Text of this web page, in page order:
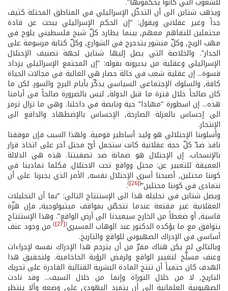
ويذهب شتاين الى أن التدخّل الإسرائيلي في المناطق المحتلة كثيف
جداً وغير عقلاني ويقول: “إن الحكم الإسرائيلي يبحث عن قادة
محتملين للتفاهم معهم, بينما يطارد كلّ شبح فلسطيني يلوح في
مهب الريح, وكلّ منشور يتدحرج في الشوارع, وكلّ كتابة مرسومة على
الجدار”. والخلاصة التي يصل إليها شتاين لجهة تصنيف الإحتلال
الإسرائيلي وعقلية من يديرونه بقوله: “إن المجتمع الإسرائيلي يزداد
قسوة... إن عقلية شعب في حالة حصار هي الغالبة في مجالات الحياة
كافة, والسلوك الإجتماعي السياسي يذكّر بأيام البرج والسور. لكن ما
كان صالحاً خلال فترة ما قبل الدولة, ليس بالضرورة صالحاً في أيامنا
هذه... إن اسطورة “مسّادا” حية ونابضة في داخلنا. وهي ما تزال ترمز
الى إحساس بالعزلة الصارخة, الإحساس بالإضطهاد والدافع الى
الإنتحار.
وأسلوبنا الإحتلالي هو وليد أساطير قومية. ولهذا السبب فإن موقفنا
نافذ ضدّ كلّ حجة عقلانية كانت ستحمل أيّ محتل آخر على اتخاذ قرار
بالإنسحاب. إن الإحتلال هو ضمانة ضد تصفيتنا. هذه هي الدلالة
العميقة للتعبير عن: محتل وواقع تحت الاحتلال. فكلما تمادينا في
كوننا محتلين, أصبحنا أسرى الإحتلال نفسه, الأمر الذي يجبرنا على أن
نتمادى في كوننا محتلين”(
[26]
)
.
ويصل شتاين في تحليله هذا الى الإستنتاج التالي: “بما أن التحليلات
العقلانية غير مقنعة عندما تتحصّن بمواقف ميثيولوجية, فإن هزّة
قاسية, أو ضغطاً من الخارج سيعيدنا الى أرض الواقع”. وهذا الإستنتاج
يتوافق مع ما يؤكده الدكتور عبد الوهاب المسيري(
[27]
)من وجود عنف
أساسي في الإدراك الصهيوني للواقع والتاريخ.
وبالتالي لم يكن هناك مفرّ من أن يترجم هذا الإدراك نفسه لإجراءات
وعنف مسلّح لتغيير الواقع ولرفض الرؤية الحاخامية. ولتحقيق هذا
الهدف كان حتمياً أن تنتج المادة البشرية القتالية القادرة على تحريك
التاريخ, لا من خلال التوراة وإنما من خلال السيف... وقد نادت
الصهيونية العلمانية الى أن يتمرد اليهودي على وضعه وألا ينتظر